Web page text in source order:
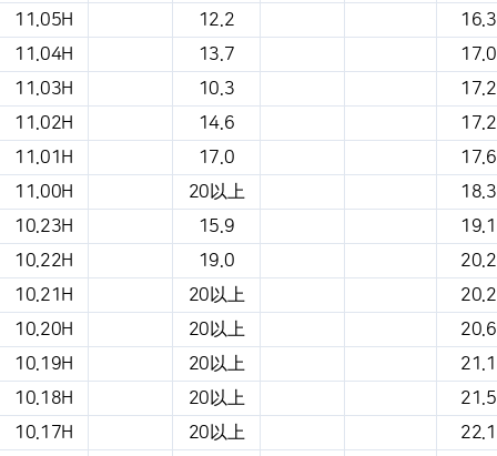
11.05H
12.2
16.3
11.04H
13.7
17.0
11.03H
10.3
17.2
11.02H
14.6
17.2
11.01H
17.0
17.6
11.00H
20以上
18.3
10.23H
15.9
19.1
10.22H
19.0
20.2
10.21H
20以上
20.2
10.20H
20以上
20.6
10.19H
20以上
21.1
10.18H
20以上
21.5
10.17H
20以上
22.1